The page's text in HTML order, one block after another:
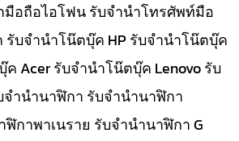
มือถือไอโฟน รับจำนำโทรศัพท์มือ
บจำนำโน๊ตบุ๊ค HP รับจำนำโน๊ตบุ๊ค
Acer รับจำนำโน๊ตบุ๊ค Lenovo รับ
จำนำนาฬิกา รับจำนำนาฬิกา
ฬิกาพาเนราย รับจำนำนาฬิกา G